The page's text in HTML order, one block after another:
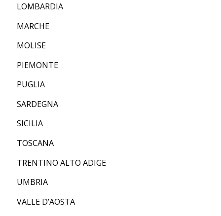
LOMBARDIA
MARCHE
MOLISE
PIEMONTE
PUGLIA
SARDEGNA
SICILIA
TOSCANA
TRENTINO ALTO ADIGE
UMBRIA
VALLE D’AOSTA